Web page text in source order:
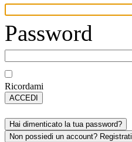
Password
Ricordami
ACCEDI
Hai dimenticato la tua password?
Non possiedi un account? Registrati